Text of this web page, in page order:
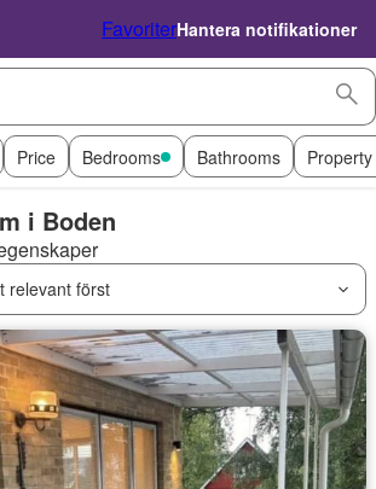
FavoriterHantera notifikationer
Price Bedrooms Bathrooms
i Boden
relevant först